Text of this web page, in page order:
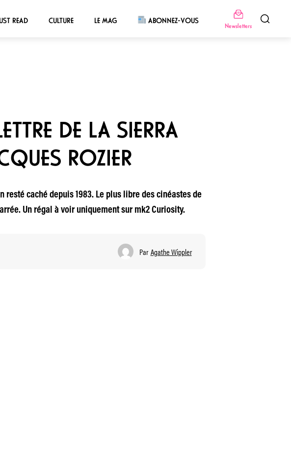
READ CULTURE LE MAG ABONNEZ-VOUS
Newsletters
DE LA SIERRA
ROZIER
caché depuis 1983. Le plus libre des cinéastes de
Un régal à voir uniquement sur mk2 Curiosity.
Par Agathe Wippler